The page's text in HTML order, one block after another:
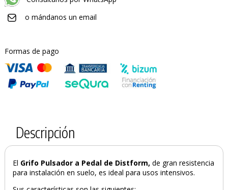
o mándanos un email
Formas de pago
Descripción
El Grifo Pulsador a Pedal de Distform, de gran resistencia
para instalación en suelo, es ideal para usos intensivos.